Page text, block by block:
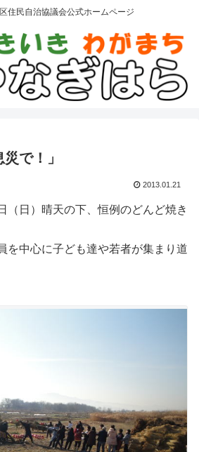
住民自治協議会公式ホームページ
で！」
2013.01.21
（日）晴天の下、恒例のどんど焼き
中心に子ども達や若者が集まり道